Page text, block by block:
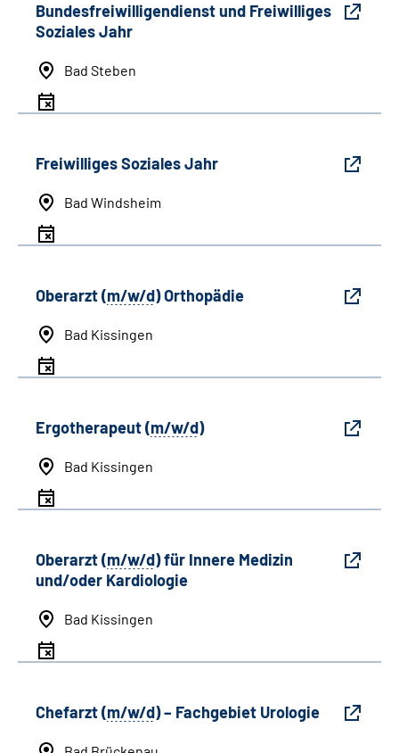
Bundesfreiwilligendienst und Freiwilliges
Soziales Jahr
Bad Steben
Freiwilliges Soziales Jahr
Bad Windsheim
Oberarzt (m/w/d) Orthopädie
Bad Kissingen
Ergotherapeut (m/w/d)
Bad Kissingen
Oberarzt (m/w/d) für Innere Medizin
und/oder Kardiologie
Bad Kissingen
Chefarzt (m/w/d) – Fachgebiet Urologie